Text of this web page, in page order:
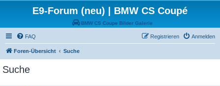
E9-Forum (neu) | BMW CS Coupé
BMW CS Coupe Bilder Galerie
FAQ Anmelden
Registrieren
Foren-Übersicht Suche
Suche